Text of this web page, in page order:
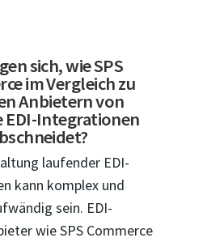
sich, wie SPS
im Vergleich zu
Anbietern von
EDI-Integrationen
laufender EDI-
kann komplex und
sein. EDI-
wie SPS Commerce